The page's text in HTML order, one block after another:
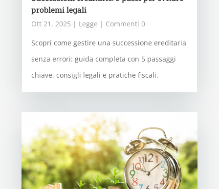
problemi legali
Ott 21, 2025 | Legge | Commenti 0
Scopri come gestire una successione ereditaria
senza errori: guida completa con 5 passaggi
chiave, consigli legali e pratiche fiscali.